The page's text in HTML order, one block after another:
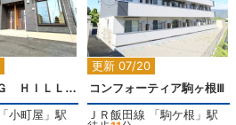
2
ＳＰＲＩＮＧ ＨＩＬＬ駒ヶ根Ｂ
「小町屋 」駅
更新 07/20
2
コンフォーティア駒ヶ根Ⅲ
ＪＲ飯田線 「駒ケ根 」駅